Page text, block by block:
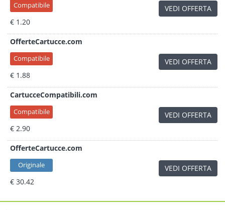
Compatibile
€ 1.20
VEDI OFFERTA
OfferteCartucce.com
Compatibile
€ 1.88
VEDI OFFERTA
CartucceCompatibili.com
Compatibile
€ 2.90
VEDI OFFERTA
OfferteCartucce.com
Originale
€ 30.42
VEDI OFFERTA